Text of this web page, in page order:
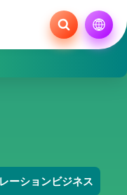
ーションビジネス